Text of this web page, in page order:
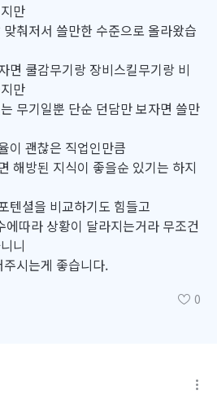
만
춰저서 쓸만한 수준으로 올라왔습
면 쿨감무기랑 장비스킬무기랑 비
만
무기일뿐 단순 던담만 보자면 쓸만
이 괜찮은 직업인만큼
해방된 지식이 좋을순 있기는 하지
텐셜을 비교하기도 힘들고
따라 상황이 달라지는거라 무조건
니
시는게 좋습니다.
0